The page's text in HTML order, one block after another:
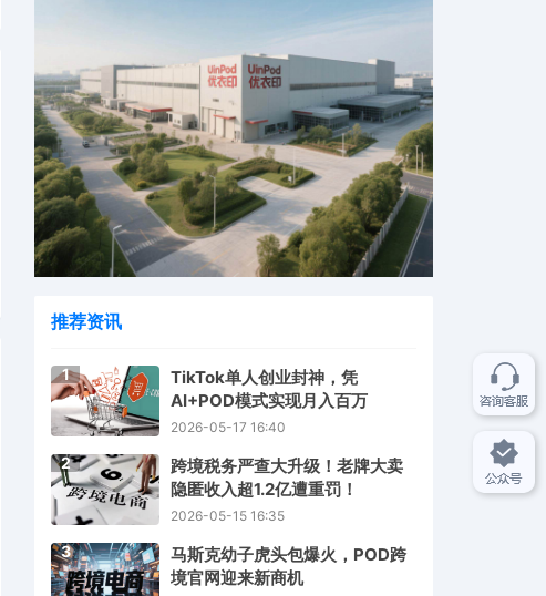
推荐资讯
1
TikTok单人创业封神，凭
AI+POD模式实现月入百万
2026-05-17 16:40
2
跨境税务严查大升级！老牌大卖
隐匿收入超1.2亿遭重罚！
2026-05-15 16:35
3
马斯克幼子虎头包爆火，POD跨
境官网迎来新商机